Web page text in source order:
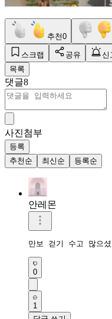
추천0
스크랩 공유
신
목록
댓글8
사진첨부
등록
추천순
최신순 등록순
안레몬
만보 걷기 수고 많으
0
1